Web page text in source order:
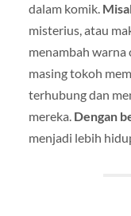
dalam komik.
misterius, atau
menambah warna
masing tokoh
terhubung dan
mereka. Dengan
menjadi lebih